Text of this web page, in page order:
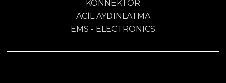
KONNEKTÖR
ACİL AYDINLATMA
EMS - ELECTRONICS